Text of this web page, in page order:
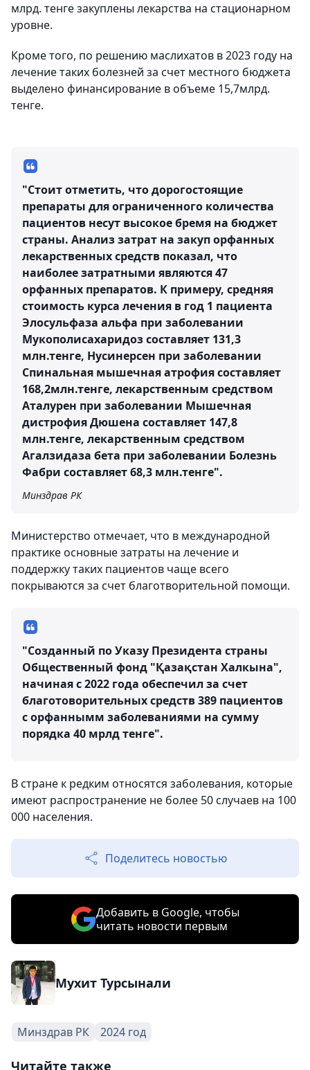
млрд. тенге закуплены лекарства на стационарном
уровне.
Кроме того, по решению маслихатов в 2023 году на
лечение таких болезней за счет местного бюджета
выделено финансирование в объеме 15,7млрд.
тенге.
"Стоит отметить, что дорогостоящие
препараты для ограниченного количества
пациентов несут высокое бремя на бюджет
страны. Анализ затрат на закуп орфанных
лекарственных средств показал, что
наиболее затратными являются 47
орфанных препаратов. К примеру, средняя
стоимость курса лечения в год 1 пациента
Элосульфаза альфа при заболевании
Мукополисахаридоз составляет 131,3
млн.тенге, Нусинерсен при заболевании
Спинальная мышечная атрофия составляет
168,2млн.тенге, лекарственным средством
Аталурен при заболевании Мышечная
дистрофия Дюшена составляет 147,8
млн.тенге, лекарственным средством
Агалзидаза бета при заболевании Болезнь
Фабри составляет 68,3 млн.тенге".
Минздрав РК
Министерство отмечает, что в международной
практике основные затраты на лечение и
поддержку таких пациентов чаще всего
покрываются за счет благотворительной помощи.
"Созданный по Указу Президента страны
Общественный фонд "Қазақстан Халкына",
начиная с 2022 года обеспечил за счет
благотоворительных средств 389 пациентов
с орфаннымм заболеваниями на сумму
порядка 40 мрлд тенге".
В стране к редким относятся заболевания, которые
имеют распространение не более 50 случаев на 100
000 населения.
Поделитесь новостью
Добавить в Google, чтобы
читать новости первым
Мухит Турсынали
Минздрав РК 2024 год
Читайте также